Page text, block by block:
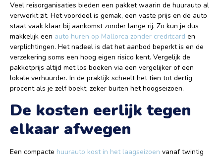
Veel reisorganisaties bieden een pakket waarin de huurauto al
verwerkt zit. Het voordeel is gemak, een vaste prijs en de auto
staat vaak klaar bij aankomst zonder lange rij. Zo kun je dus
makkelijk een auto huren op Mallorca zonder creditcard en
verplichtingen. Het nadeel is dat het aanbod beperkt is en de
verzekering soms een hoog eigen risico kent. Vergelijk de
pakketprijs altijd met los boeken via een vergelijker of een
lokale verhuurder. In de praktijk scheelt het tien tot dertig
procent als je zelf boekt, zeker buiten het hoogseizoen.
De kosten eerlijk tegen
elkaar afwegen
Een compacte huurauto kost in het laagseizoen vanaf twintig